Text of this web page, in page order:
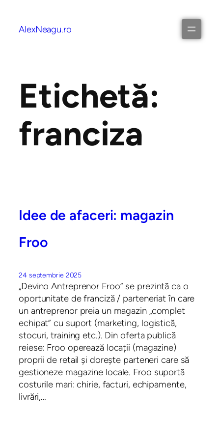
AlexNeagu.ro
Etichetă:
franciza
Idee de afaceri: magazin
Froo
24 septembrie 2025
„Devino Antreprenor Froo” se prezintă ca o
oportunitate de franciză / parteneriat în care
un antreprenor preia un magazin „complet
echipat” cu suport (marketing, logistică,
stocuri, training etc.). Din oferta publică
reiese: Froo operează locații (magazine)
proprii de retail și dorește parteneri care să
gestioneze magazine locale. Froo suportă
costurile mari: chirie, facturi, echipamente,
livrări,…